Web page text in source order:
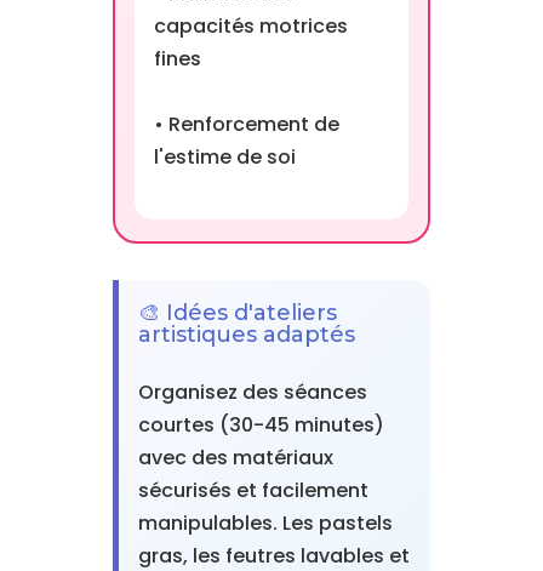
capacités motrices
fines
• Renforcement de
l'estime de soi
🎨 Idées d'ateliers
artistiques adaptés
Organisez des séances
courtes (30-45 minutes)
avec des matériaux
sécurisés et facilement
manipulables. Les pastels
gras, les feutres lavables et